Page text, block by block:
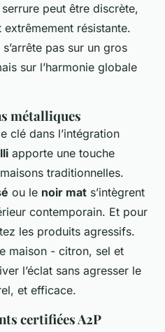
peut être discrète,
résistante.
pas sur un gros
sur l’harmonie globale
métalliques
clé dans l’intégration
apporte une touche
traditionnelles.
ou le noir mat s’intègrent
contemporain. Et pour
les produits agressifs.
maison - citron, sel et
l’éclat sans agresser le
et efficace.
certifiées A2P